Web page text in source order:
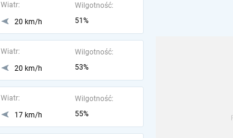
Wiatr:
20 km/h
Wilgotność:
51%
Wiatr:
20 km/h
Wilgotność:
53%
Wiatr:
17 km/h
Wilgotność:
55%